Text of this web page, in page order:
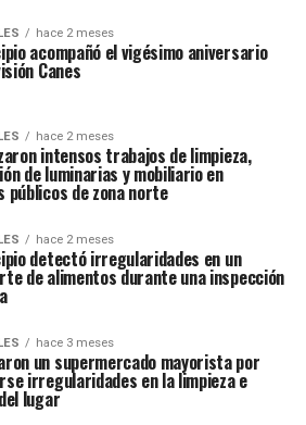
hace 2 meses
acompañó el vigésimo aniversario
Canes
hace 2 meses
intensos trabajos de limpieza,
de luminarias y mobiliario en
públicos de zona norte
hace 2 meses
detectó irregularidades en un
de alimentos durante una inspección
hace 3 meses
un supermercado mayorista por
irregularidades en la limpieza e
lugar